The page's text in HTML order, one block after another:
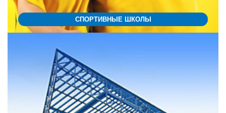
СПОРТИВНЫЕ ШКОЛЫ